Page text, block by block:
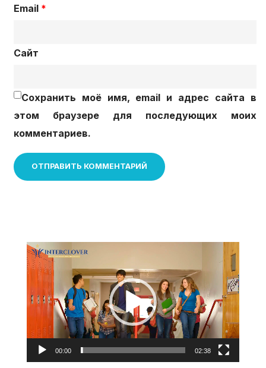
Email *
Сайт
Сохранить моё имя, email и адрес сайта в
этом браузере для последующих моих
комментариев.
Видеоплеер
00:00 02:38